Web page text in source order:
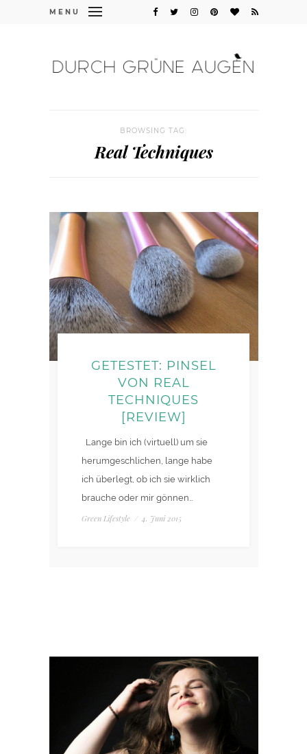
MENU
BROWSING TAG:
Real Techniques
GETESTET: PINSEL
VON REAL
TECHNIQUES
[REVIEW]
Lange bin ich (virtuell) um sie
herumgeschlichen, lange habe
ich überlegt, ob ich sie wirklich
brauche oder mir gönnen…
Green Lifestyle / 4. Juni 2015